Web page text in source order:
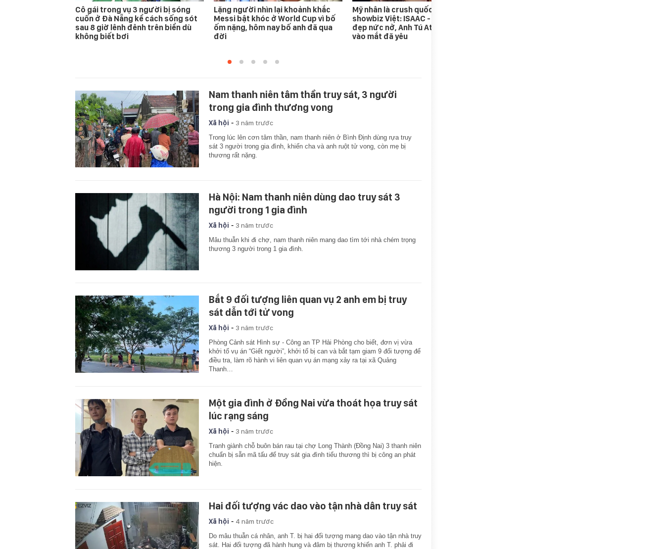
Cô gái trong vụ 3 người bị sóng
cuốn ở Đà Nẵng kể cách sống sót
sau 8 giờ lênh đênh trên biển dù
không biết bơi
Lặng người nhìn lại khoảnh khắc
Messi bật khóc ở World Cup vì bố
ốm nặng, hôm nay bố anh đã qua
đời
Mỹ nhân là crush quốc dân của
showbiz Việt: ISAAC - Binz khen
đẹp nức nở, Anh Tú Atus vừa nhìn
vào mắt đã yêu
Nam thanh niên tâm thần truy sát, 3 người
trong gia đình thương vong
Xã hội - 3 năm trước
Trong lúc lên cơn tâm thần, nam thanh niên ở Bình Định dùng rựa truy
sát 3 người trong gia đình, khiến cha và anh ruột tử vong, còn mẹ bị
thương rất nặng.
Hà Nội: Nam thanh niên dùng dao truy sát 3
người trong 1 gia đình
Xã hội - 3 năm trước
Mâu thuẫn khi đi chợ, nam thanh niên mang dao tìm tới nhà chém trọng
thương 3 người trong 1 gia đình.
Bắt 9 đối tượng liên quan vụ 2 anh em bị truy
sát dẫn tới tử vong
Xã hội - 3 năm trước
Phòng Cảnh sát Hình sự - Công an TP Hải Phòng cho biết, đơn vị vừa
khởi tố vụ án “Giết người”, khởi tố bị can và bắt tạm giam 9 đối tượng để
điều tra, làm rõ hành vi liên quan vụ án mạng xảy ra tại xã Quảng
Thanh…
Một gia đình ở Đồng Nai vừa thoát họa truy sát
lúc rạng sáng
Xã hội - 3 năm trước
Tranh giành chỗ buôn bán rau tại chợ Long Thành (Đồng Nai) 3 thanh niên
chuẩn bị sẵn mã tấu để truy sát gia đình tiểu thương thì bị công an phát
hiện.
Hai đối tượng vác dao vào tận nhà dân truy sát
Xã hội - 4 năm trước
Do mâu thuẫn cá nhân, anh T. bị hai đối tượng mang dao vào tận nhà truy
sát. Hai đối tượng đã hành hung và đâm bị thương khiến anh T. phải đi